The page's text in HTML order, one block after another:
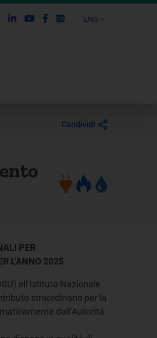
ENG
LinkedinYoutubeFacebook
Instagram
Condividi
PER
L’ANNO 2025
all’Istituto Nazionale
straordinario per la
dall’Autorità